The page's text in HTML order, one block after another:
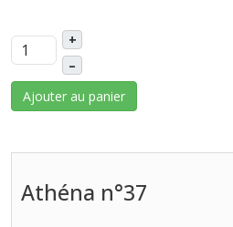
+
–
Ajouter au panier
Athéna n°37